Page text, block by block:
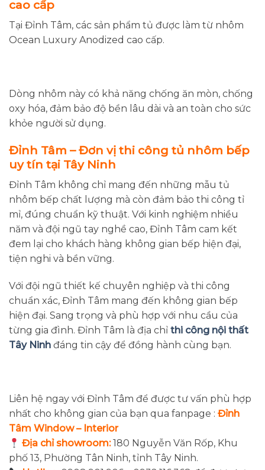
cao cấp
Tại Đỉnh Tâm, các sản phẩm tủ được làm từ nhôm
Ocean Luxury Anodized cao cấp.
Dòng nhôm này có khả năng chống ăn mòn, chống
oxy hóa, đảm bảo độ bền lâu dài và an toàn cho sức
khỏe người sử dụng.
Đỉnh Tâm – Đơn vị thi công tủ nhôm bếp
uy tín tại Tây Ninh
Đỉnh Tâm không chỉ mang đến những mẫu tủ
nhôm bếp chất lượng mà còn đảm bảo thi công tỉ
mỉ, đúng chuẩn kỹ thuật. Với kinh nghiệm nhiều
năm và đội ngũ tay nghề cao, Đỉnh Tâm cam kết
đem lại cho khách hàng không gian bếp hiện đại,
tiện nghi và bền vững.
Với đội ngũ thiết kế chuyên nghiệp và thi công
chuẩn xác, Đỉnh Tâm mang đến không gian bếp
hiện đại. Sang trọng và phù hợp với nhu cầu của
từng gia đình. Đỉnh Tâm là địa chỉ thi công nội thất
Tây Ninh đáng tin cậy để đồng hành cùng bạn.
Liên hệ ngay với Đỉnh Tâm để được tư vấn phù hợp
nhất cho không gian của bạn qua fanpage : Đỉnh
Tâm Window – Interior
Địa chỉ showroom:180 Nguyễn Văn Rốp, Khu
phố 13, Phường Tân Ninh, tỉnh Tây Ninh.